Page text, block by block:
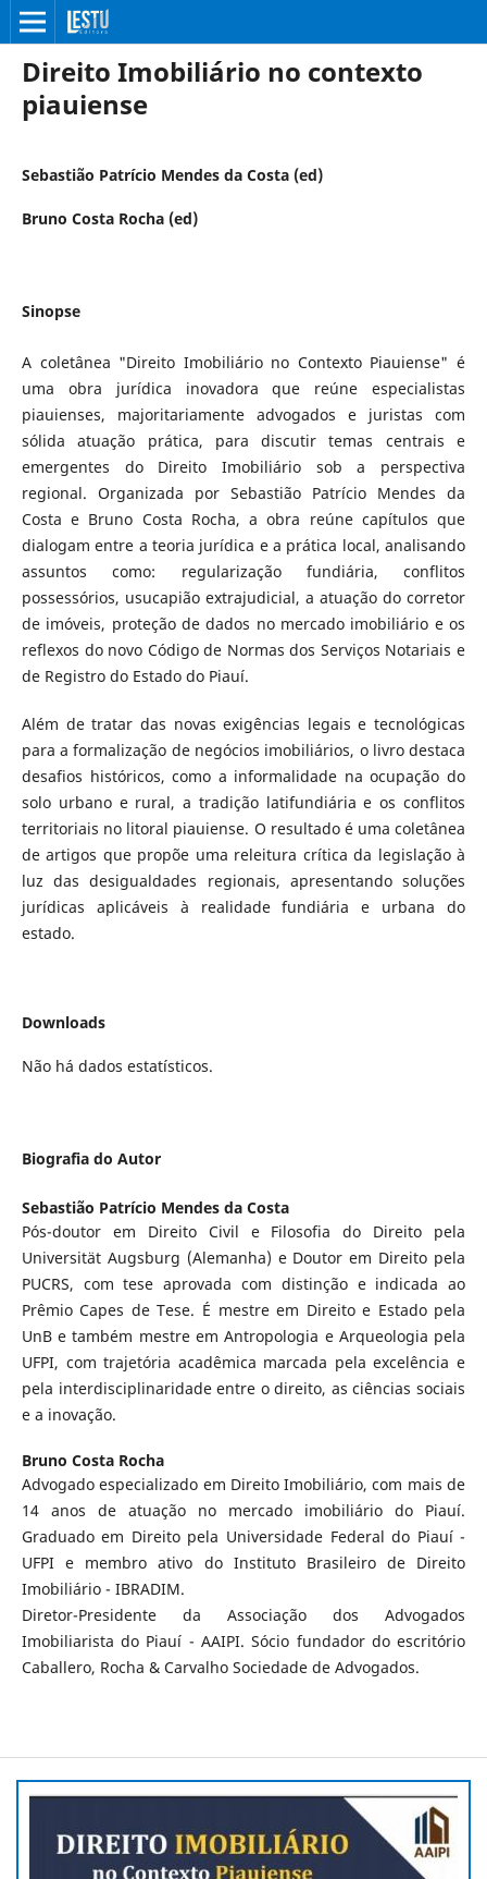
Direito Imobiliário no contexto
piauiense
Sebastião Patrício Mendes da Costa (ed)
Bruno Costa Rocha (ed)
Sinopse
A coletânea "Direito Imobiliário no Contexto Piauiense" é
uma obra jurídica inovadora que reúne especialistas
piauienses, majoritariamente advogados e juristas com
sólida atuação prática, para discutir temas centrais e
emergentes do Direito Imobiliário sob a perspectiva
regional. Organizada por Sebastião Patrício Mendes da
Costa e Bruno Costa Rocha, a obra reúne capítulos que
dialogam entre a teoria jurídica e a prática local, analisando
assuntos como: regularização fundiária, conflitos
possessórios, usucapião extrajudicial, a atuação do corretor
de imóveis, proteção de dados no mercado imobiliário e os
reflexos do novo Código de Normas dos Serviços Notariais e
de Registro do Estado do Piauí.
Além de tratar das novas exigências legais e tecnológicas
para a formalização de negócios imobiliários, o livro destaca
desafios históricos, como a informalidade na ocupação do
solo urbano e rural, a tradição latifundiária e os conflitos
territoriais no litoral piauiense. O resultado é uma coletânea
de artigos que propõe uma releitura crítica da legislação à
luz das desigualdades regionais, apresentando soluções
jurídicas aplicáveis à realidade fundiária e urbana do
estado.
Downloads
Não há dados estatísticos.
Biografia do Autor
Sebastião Patrício Mendes da Costa
Pós-doutor em Direito Civil e Filosofia do Direito pela
Universität Augsburg (Alemanha) e Doutor em Direito pela
PUCRS, com tese aprovada com distinção e indicada ao
Prêmio Capes de Tese. É mestre em Direito e Estado pela
UnB e também mestre em Antropologia e Arqueologia pela
UFPI, com trajetória acadêmica marcada pela excelência e
pela interdisciplinaridade entre o direito, as ciências sociais
e a inovação.
Bruno Costa Rocha
Advogado especializado em Direito Imobiliário, com mais de
14 anos de atuação no mercado imobiliário do Piauí.
Graduado em Direito pela Universidade Federal do Piauí -
UFPI e membro ativo do Instituto Brasileiro de Direito
Imobiliário - IBRADIM.
Diretor-Presidente da Associação dos Advogados
Imobiliarista do Piauí - AAIPI. Sócio fundador do escritório
Caballero, Rocha & Carvalho Sociedade de Advogados.